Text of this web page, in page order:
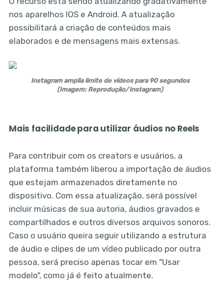
nos aparelhos IOS e Android. A atualização
possibilitará a criação de conteúdos mais
elaborados e de mensagens mais extensas.
Instagram amplia limite de vídeos para 90 segundos
(Imagem: Reprodução/Instagram)
Mais facilidade para utilizar áudios no Reels
Para contribuir com os creators e usuários, a
plataforma também liberou a importação de áudios
que estejam armazenados diretamente no
dispositivo. Com essa atualização, será possível
incluir músicas de sua autoria, áudios gravados e
compartilhados e outros diversos arquivos sonoros.
Caso o usuário queira seguir utilizando a estrutura
de áudio e clipes de um vídeo publicado por outra
pessoa, será preciso apenas tocar em "Usar
modelo", como já é feito atualmente.